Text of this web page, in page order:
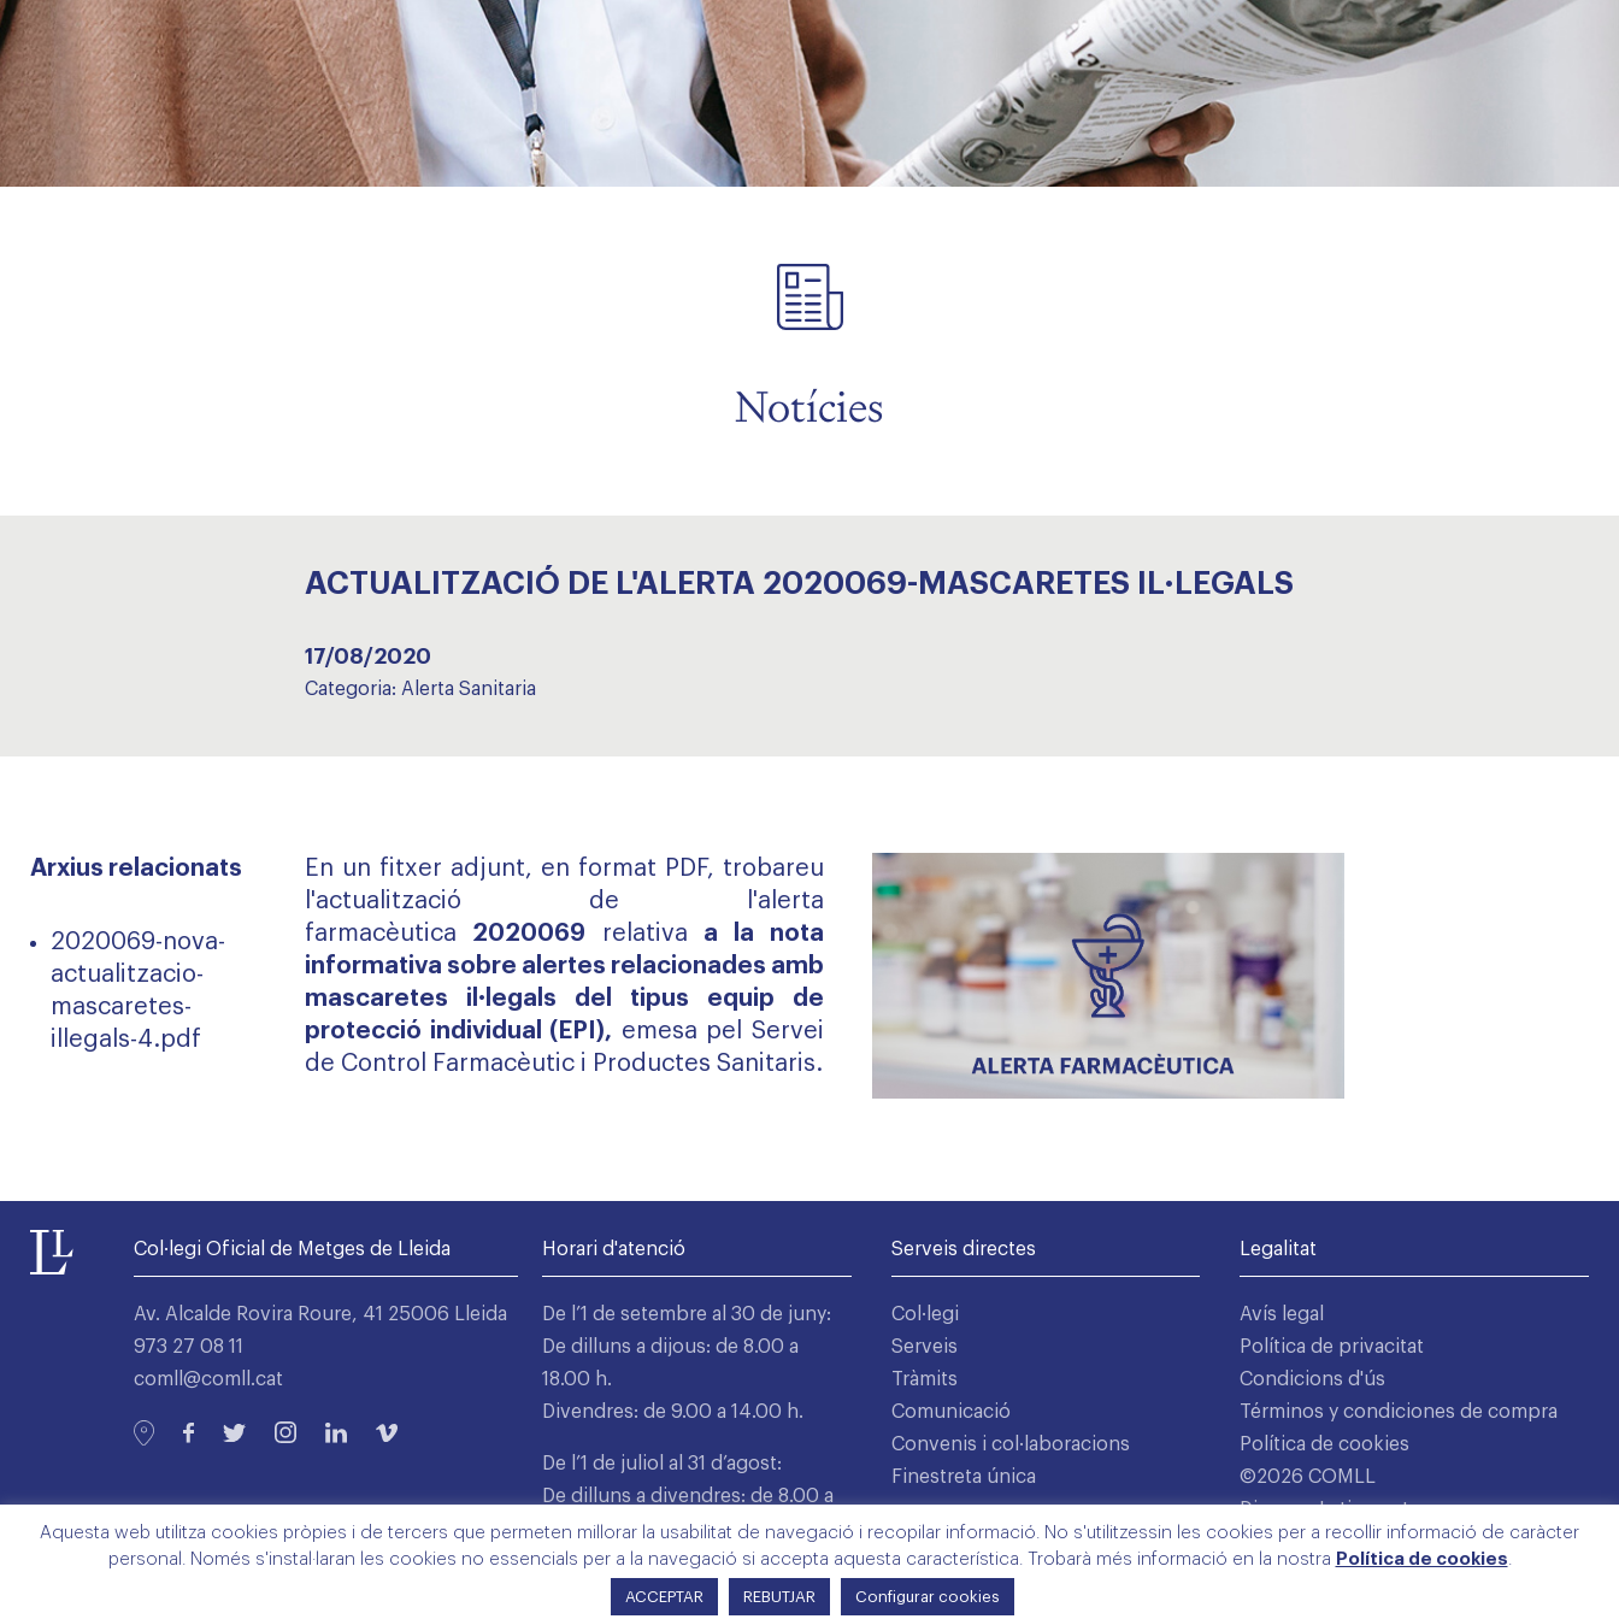
Notícies
ACTUALITZACIÓ DE L'ALERTA 2020069-MASCARETES IL·LEGALS
17/08/2020
Categoria: Alerta Sanitaria
Arxius relacionats
2020069-nova-
actualitzacio-
mascaretes-
illegals-4.pdf
En un fitxer adjunt, en format PDF, trobareu
l'actualització de l'alerta
farmacèutica 2020069 relativa a la
nota
informativa sobre alertes relacionades amb
mascaretes il·legals del tipus equip de
protecció individual (EPI), emesa pel Servei
de Control Farmacèutic i Productes Sanitaris.
Col·legi Oficial de Metges de Lleida
Av. Alcalde Rovira Roure, 41 25006 Lleida
973 27 08 11
comll@comll.cat
Horari d'atenció
De l’1 de setembre al 30 de juny:
De dilluns a dijous: de 8.00 a
18.00 h.
Divendres: de 9.00 a 14.00 h.
De l’1 de juliol al 31 d’agost:
De dilluns a divendres: de 8.00 a
15.00 h.
Serveis directes
Col·legi
Serveis
Tràmits
Comunicació
Convenis i col·laboracions
Finestreta única
Legalitat
Avís legal
Política de privacitat
Condicions d'ús
Términos y condiciones de compra
Política de cookies
©2026 COMLL
Disseny: Latipo.cat
Aquesta web utilitza cookies pròpies i de tercers que permeten millorar la usabilitat de navegació i recopilar informació. No s'utilitzessin les cookies per a recollir informació de caràcter
personal. Només s'instal·laran les cookies no essencials per a la navegació si accepta aquesta característica. Trobarà més informació en la nostra Política de cookies.
ACCEPTAR REBUTJAR Configurar cookies